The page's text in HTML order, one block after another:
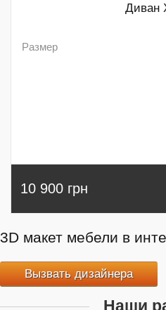
Диван
10 900 грн
Размер
3D макет мебели в
Вызвать дизайнера
Наши